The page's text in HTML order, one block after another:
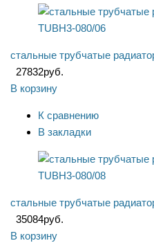
стальные трубчатые
27832руб.
В корзину
К сравнению
В закладки
стальные трубчатые
35084руб.
В корзину